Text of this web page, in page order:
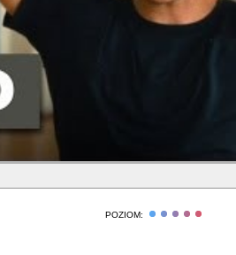
POZIOM: